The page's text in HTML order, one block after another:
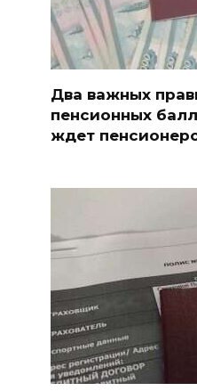
Два важных
пенсионных
ждет